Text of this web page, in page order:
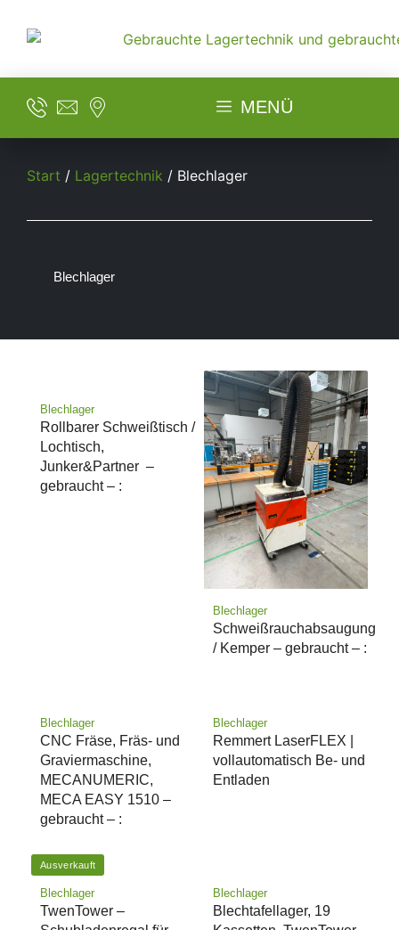
MENÜ
Start / Lagertechnik / Blechlager
Blechlager
Blechlager
Rollbarer Schweißtisch /
Lochtisch,
Junker&Partner –
gebraucht – :
Blechlager
Schweißrauchabsaugung
/ Kemper – gebraucht – :
Blechlager
CNC Fräse, Fräs- und
Graviermaschine,
MECANUMERIC,
MECA EASY 1510 –
gebraucht – :
Blechlager
Remmert LaserFLEX |
vollautomatisch Be- und
Entladen
Ausverkauft
Blechlager
TwenTower –
Blechlager
Blechtafellager, 19